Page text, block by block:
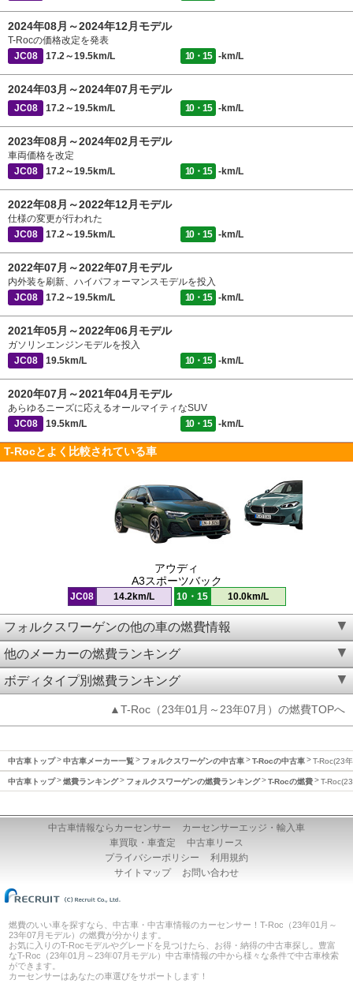
2024年08月～2024年12月モデル
T-Rocの価格改定を発表
JC08
17.2～19.5km/L 10・15 -km/L
2024年03月～2024年07月モデル
JC08 17.2～19.5km/L 10・15 -km/L
2023年08月～2024年02月モデル
車両価格を改定
JC08
17.2～19.5km/L 10・15 -km/L
2022年08月～2022年12月モデル
仕様の変更が行われた
JC08
17.2～19.5km/L 10・15 -km/L
2022年07月～2022年07月モデル
内外装を刷新、ハイパフォーマンスモデルを投入
JC08
17.2～19.5km/L 10・15 -km/L
2021年05月～2022年06月モデル
ガソリンエンジンモデルを投入
JC08
19.5km/L 10・15 -km/L
2020年07月～2021年04月モデル
あらゆるニーズに応えるオールマイティなSUV
JC08
19.5km/L 10・15 -km/L
T-Rocとよく比較されている車
アウディ
A3スポーツバック
JC08 14.2km/L 10・15 10.0km/L
フォルクスワーゲンの他の車の燃費情報
他のメーカーの燃費ランキング
ボディタイプ別燃費ランキング
▲T-Roc（23年01月～23年07月）の燃費TOPへ
中古車トップ 中古車メーカー一覧 フォルクスワーゲンの中古車 T-Rocの中古車 T-Roc(23
中古車トップ 燃費ランキング フォルクスワーゲンの燃費ランキング T-Rocの燃費 T-
中古車情報ならカーセンサー
カーセンサーエッジ・輸入車
車買取・車査定
中古車リース
プライバシーポリシー
利用規約
サイトマップ
お問い合わせ
燃費のいい車を探すなら、中古車・中古車情報のカーセンサー！T-Roc（23年01月～
23年07月モデル）の燃費が分かります。
お気に入りのT-Rocモデルやグレードを見つけたら、お得・納得の中古車探し。豊富
なT-Roc（23年01月～23年07月モデル）中古車情報の中から様々な条件で中古車検索
ができます。
カーセンサーはあなたの車選びをサポートします！